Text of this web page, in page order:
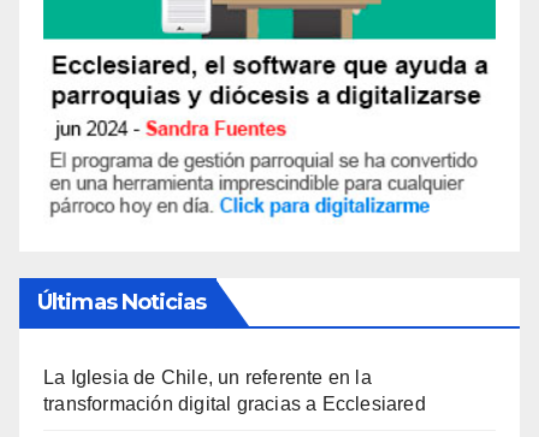
Últimas Noticias
La Iglesia de Chile, un referente en la
transformación digital gracias a Ecclesiared